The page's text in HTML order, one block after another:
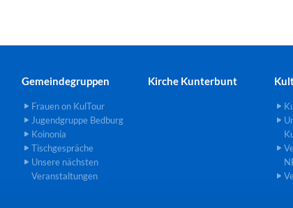
Gemeindegruppen
Frauen on KulTour
Jugendgruppe Bedburg
Koinonia
Tischgespräche
Unsere nächsten
Veranstaltungen
Kirche Kunterbunt